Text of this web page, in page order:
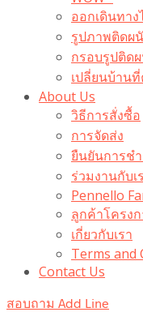
ออกเดินทาง
รูปภาพติดผ
กรอบรูปติด
เปลี่ยนบ้าน
About Us
วิธีการสั่งซื้อ
การจัดส่ง
ยืนยันการชำ
ร่วมงานกับเ
Pennello
ลูกค้าโครง
เกี่ยวกับเรา
Terms and
Contact Us
สอบถาม Add Line